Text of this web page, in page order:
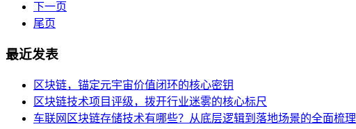
下一页
尾页
最近发表
区块链，锚定元宇宙价值闭环的核心密钥
区块链技术项目评级，拨开行业迷雾的核心标尺
车联网区块链存储技术有哪些？从底层逻辑到落地场景的全面梳理